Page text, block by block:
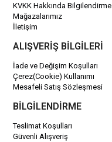
KVKK Hakkında Bilgilendirme
Mağazalarımız
İletişim
ALIŞVERİŞ BİLGİLERİ
İade ve Değişim Koşulları
Çerez(Cookie) Kullanımı
Mesafeli Satış Sözleşmesi
BİLGİLENDİRME
Teslimat Koşulları
Güvenli Alışveriş